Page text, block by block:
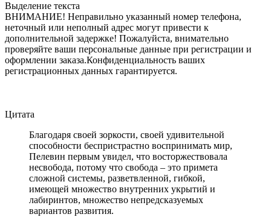
Выделение текста
ВНИМАНИЕ! Неправильно указанный номер телефона,
неточный или неполный адрес могут привести к
дополнительной задержке! Пожалуйста, внимательно
проверяйте ваши персональные данные при регистрации и
оформлении заказа.Конфиденциальность ваших
регистрационных данных гарантируется.
Цитата
Благодаря своей зоркости, своей удивительной
способности беспристрастно воспринимать мир,
Пелевин первым увидел, что восторжествовала
несвобода, потому что свобода – это примета
сложной системы, разветвленной, гибкой,
имеющей множество внутренних укрытий и
лабиринтов, множество непредсказуемых
вариантов развития.